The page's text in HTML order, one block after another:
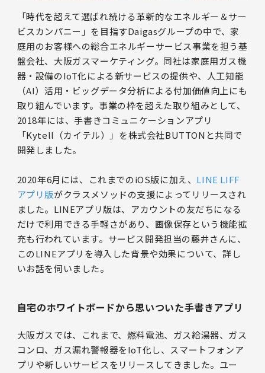
「時代を超えて選ばれ続ける革新的なエネルギー＆サー
ビスカンパニー」を目指すDaigasグループの中で、家
庭用のお客様への総合エネルギーサービス事業を担う基
盤会社、大阪ガスマーケティング。同社は家庭用ガス機
器・設備のIoT化による新サービスの提供や、人工知能
（AI）活用・ビッグデータ分析による付加価値向上にも
取り組んでいます。事業の枠を超えた取り組みとして、
2018年には、手書きコミュニケーションアプリ
「Kytell（カイテル）」を株式会社BUTTONと共同で
開発しました。
2020年6月には、これまでのiOS版に加え、 LINE LIFF
アプリ版がクラスメソッドの支援によってリリースされ
ました。LINEアプリ版は、アカウントの友だちになる
だけで利用できる手軽さがあり、画像保存という機能拡
充も行われています。サービス開発担当の藤井さんに、
このLINEアプリを導入した背景や効果について、詳し
いお話を伺いました。
自宅のホワイトボードから思いついた手書きアプリ
大阪ガスでは、これまで、燃料電池、ガス給湯器、ガス
コンロ、ガス漏れ警報器をIoT化し、スマートフォンア
プリや新しいサービスをリリースしてきました。ユー